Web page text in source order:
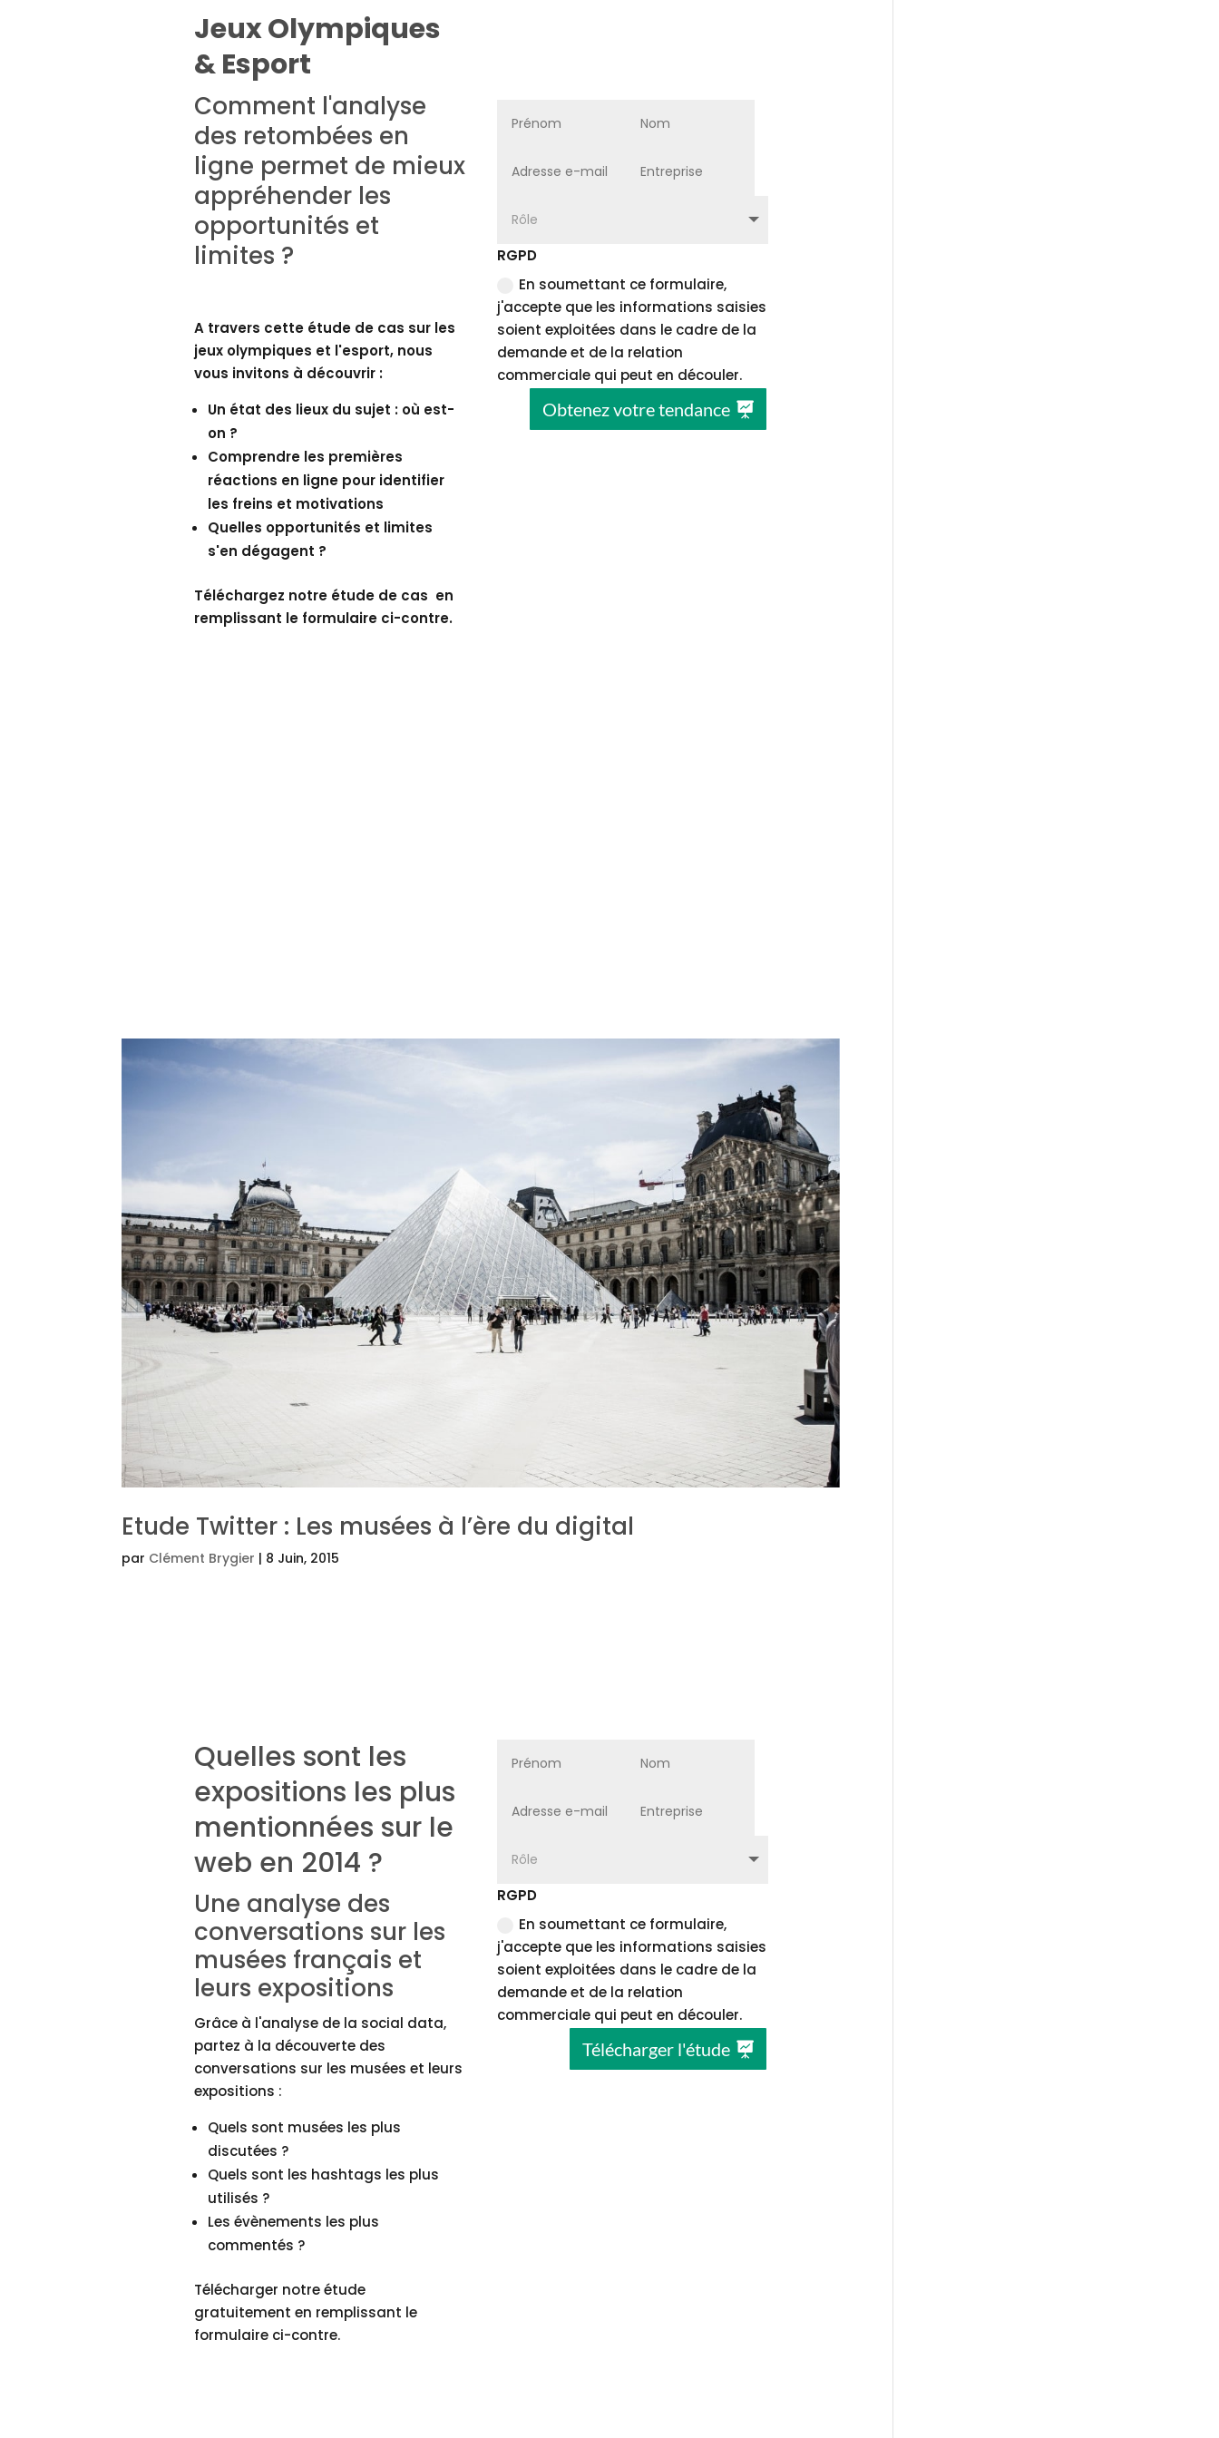
Jeux Olympiques
& Esport
Comment l'analyse
des retombées en
ligne permet de mieux
appréhender les
opportunités et
limites ?
A travers cette étude de cas sur les
jeux olympiques et l'esport, nous
vous invitons à découvrir :
Un état des lieux du sujet : où est-
on ?
Comprendre les premières
réactions en ligne pour identifier
les freins et motivations
Quelles opportunités et limites
s'en dégagent ?
Téléchargez notre étude de cas en
remplissant le formulaire ci-contre.
RGPD
En soumettant ce formulaire,
j'accepte que les informations saisies
soient exploitées dans le cadre de la
demande et de la relation
commerciale qui peut en découler.
Obtenez votre tendance
Etude Twitter : Les musées à l’ère du digital
par Clément Brygier | 8 Juin, 2015
Quelles sont les
expositions les plus
mentionnées sur le
web en 2014 ?
Une analyse des
conversations sur les
musées français et
leurs expositions
Grâce à l'analyse de la social data,
partez à la découverte des
conversations sur les musées et leurs
expositions :
Quels sont musées les plus
discutées ?
Quels sont les hashtags les plus
utilisés ?
Les évènements les plus
commentés ?
Télécharger notre étude
gratuitement en remplissant le
formulaire ci-contre.
RGPD
En soumettant ce formulaire,
j'accepte que les informations saisies
soient exploitées dans le cadre de la
demande et de la relation
commerciale qui peut en découler.
Télécharger l'étude